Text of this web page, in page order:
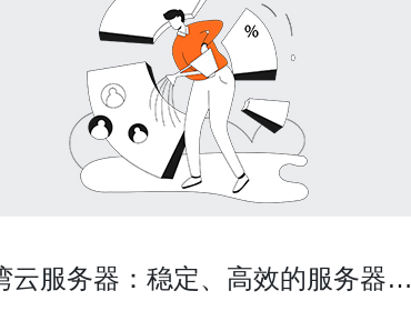
云服务器：稳定、高效的服务器选